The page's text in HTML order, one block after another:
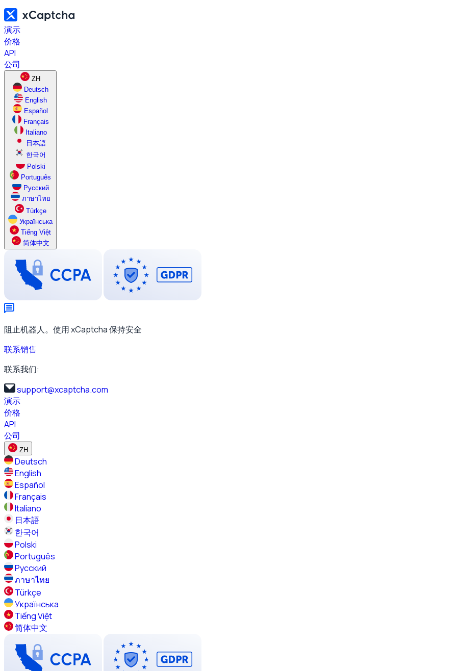
演示
价格
API
公司
ZH
Deutsch
English
Español
Français
Italiano
日本語
한국어
Polski
Português
Русский
ภาษาไทย
Türkçe
Українська
Tiếng Việt
简体中文
阻止机器人。使用 xCaptcha 保持安全
联系销售
联系我们:
support@xcaptcha.com
演示
价格
API
公司
ZH
Deutsch
English
Español
Français
Italiano
日本語
한국어
Polski
Português
Русский
ภาษาไทย
Türkçe
Українська
Tiếng Việt
简体中文